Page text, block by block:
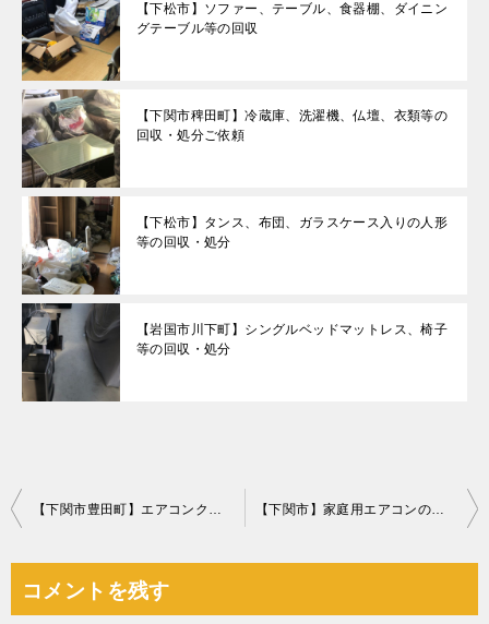
【下松市】ソファー、テーブル、食器棚、ダイニン
グテーブル等の回収
【下関市稗田町】冷蔵庫、洗濯機、仏壇、衣類等の
回収・処分ご依頼
【下松市】タンス、布団、ガラスケース入りの人形
等の回収・処分
【岩国市川下町】シングルベッドマットレス、椅子
等の回収・処分
投
ビ
【下関市豊田町】エアコンクリーニングご依頼 お客様の声 【下関市】家庭用エアコンの回収・処分ご依頼 お客様の声
コメントを残す